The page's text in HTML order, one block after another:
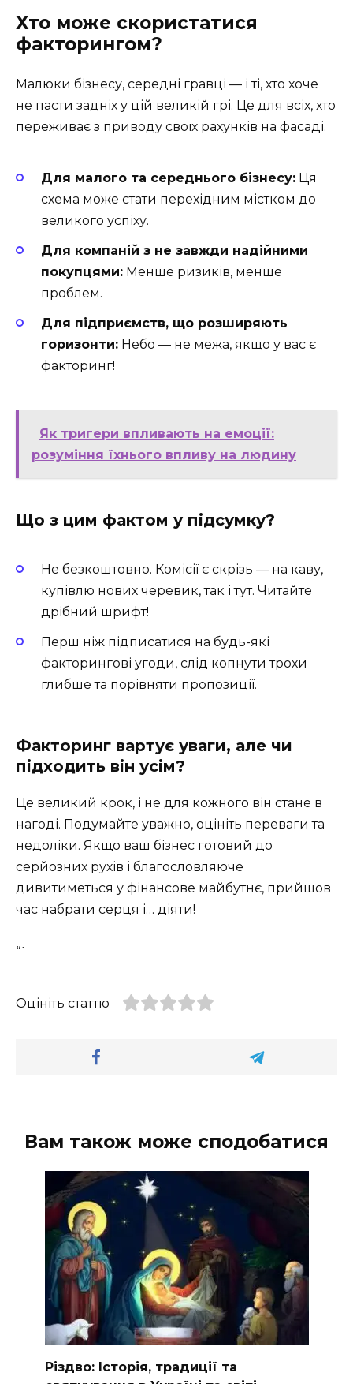
Хто може скористатися
факторингом?
Малюки бізнесу, середні гравці — і ті, хто хоче
не пасти задніх у цій великій грі. Це для всіх, хто
переживає з приводу своїх рахунків на фасаді.
Для малого та середнього бізнесу: Ця
схема може стати перехідним містком до
великого успіху.
Для компаній з не завжди надійними
покупцями: Менше ризиків, менше
проблем.
Для підприємств, що розширяють
горизонти: Небо — не межа, якщо у вас є
факторинг!
Як тригери впливають на емоції:
розуміння їхнього впливу на людину
Що з цим фактом у підсумку?
Не безкоштовно. Комісії є скрізь — на каву,
купівлю нових черевик, так і тут. Читайте
дрібний шрифт!
Перш ніж підписатися на будь-які
факторингові угоди, слід копнути трохи
глибше та порівняти пропозиції.
Факторинг вартує уваги, але чи
підходить він усім?
Це великий крок, і не для кожного він стане в
нагоді. Подумайте уважно, оцініть переваги та
недоліки. Якщо ваш бізнес готовий до
серйозних рухів і благословляюче
дивитиметься у фінансове майбутнє, прийшов
час набрати серця і… діяти!
“`
Оцініть статтю
Вам також може сподобатися
Різдво: Історія, традиції та